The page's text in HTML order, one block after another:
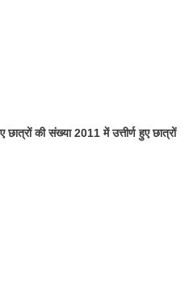
की संख्या 2011 में उत्तीर्ण हुए छात्रों